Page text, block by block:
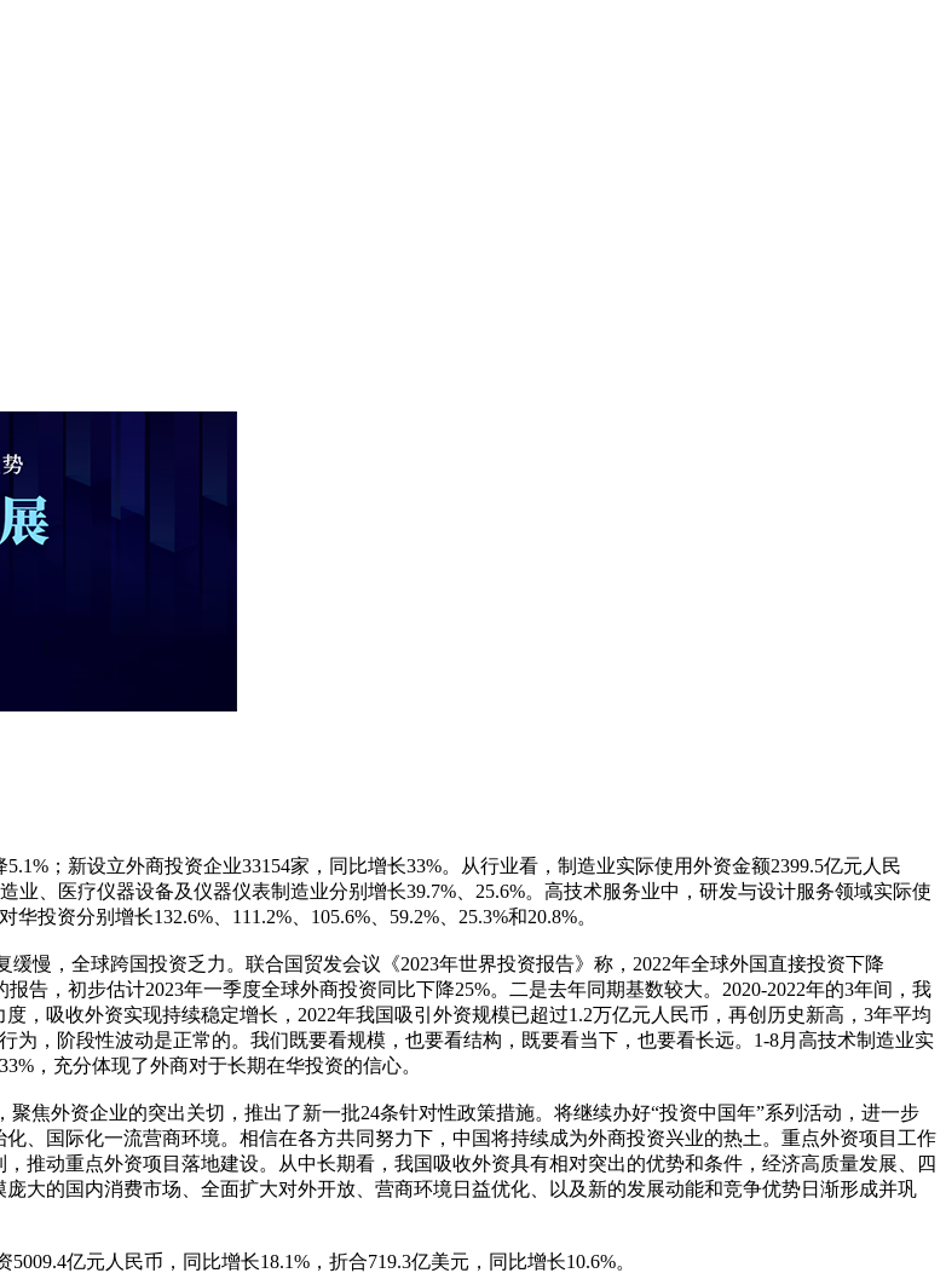
；新设立外商投资企业33154家，同比增长33%。从行业看，制造业实际使用外资金额2399.5亿元人民
、医疗仪器设备及仪器仪表制造业分别增长39.7%、25.6%。高技术服务业中，研发与设计服务领域实际使
资分别增长132.6%、111.2%、105.6%、59.2%、25.3%和20.8%。
缓慢，全球跨国投资乏力。联合国贸发会议《2023年世界投资报告》称，2022年全球外国直接投资下降
告，初步估计2023年一季度全球外商投资同比下降25%。二是去年同期基数较大。2020-2022年的3年间，我
，吸收外资实现持续稳定增长，2022年我国吸引外资规模已超过1.2万亿元人民币，再创历史新高，3年平均
，阶段性波动是正常的。我们既要看规模，也要看结构，既要看当下，也要看长远。1-8月高技术制造业实
，充分体现了外商对于长期在华投资的信心。
焦外资企业的突出关切，推出了新一批24条针对性政策措施。将继续办好“投资中国年”系列活动，进一步
、国际化一流营商环境。相信在各方共同努力下，中国将持续成为外商投资兴业的热土。重点外资项目工作
推动重点外资项目落地建设。从中长期看，我国吸收外资具有相对突出的优势和条件，经济高质量发展、四
大的国内消费市场、全面扩大对外开放、营商环境日益优化、以及新的发展动能和竞争优势日渐形成并巩
亿元人民币，同比增长18.1%，折合719.3亿美元，同比增长10.6%。